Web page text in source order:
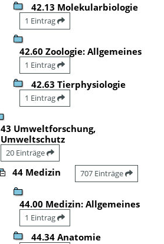
42.13 Molekularbiologie
1 Eintrag
42.60 Zoologie: Allgemeines
1 Eintrag
42.63 Tierphysiologie
1 Eintrag
43 Umweltforschung,
Umweltschutz
20 Einträge
44 Medizin 707 Einträge
44.00 Medizin: Allgemeines
1 Eintrag
44.34 Anatomie